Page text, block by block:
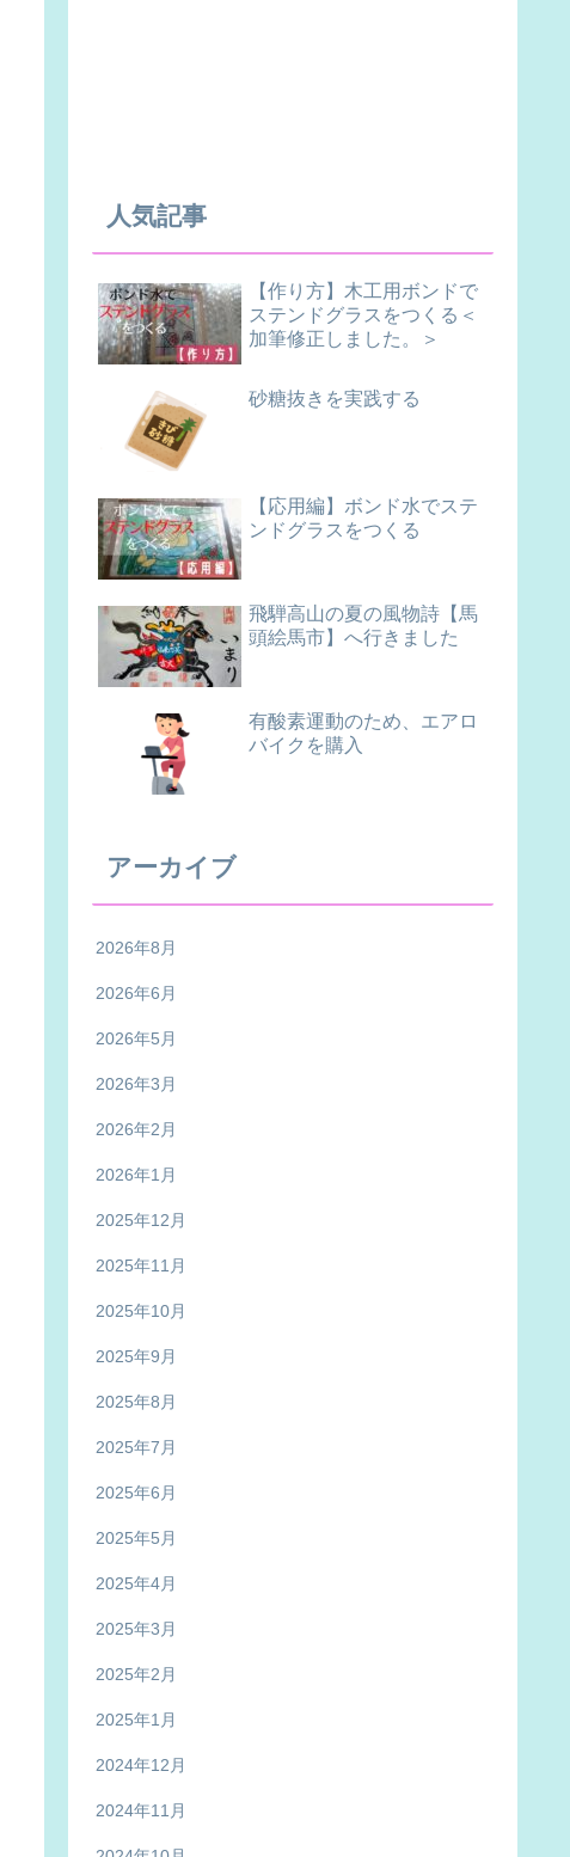
人気記事
【作り方】木工用ボンドで
ステンドグラスをつくる＜
加筆修正しました。＞
砂糖抜きを実践する
【応用編】ボンド水でステ
ンドグラスをつくる
飛騨高山の夏の風物詩【馬
頭絵馬市】へ行きました
有酸素運動のため、エアロ
バイクを購入
アーカイブ
2026年8月
2026年6月
2026年5月
2026年3月
2026年2月
2026年1月
2025年12月
2025年11月
2025年10月
2025年9月
2025年8月
2025年7月
2025年6月
2025年5月
2025年4月
2025年3月
2025年2月
2025年1月
2024年12月
2024年11月